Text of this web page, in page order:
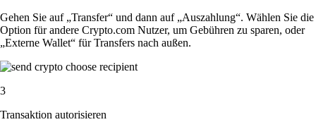
Gehen Sie auf „Transfer“ und dann auf „Auszahlung“. Wählen Sie die
Option für andere Crypto.com Nutzer, um Gebühren zu sparen, oder
„Externe Wallet“ für Transfers nach außen.
3
Transaktion autorisieren